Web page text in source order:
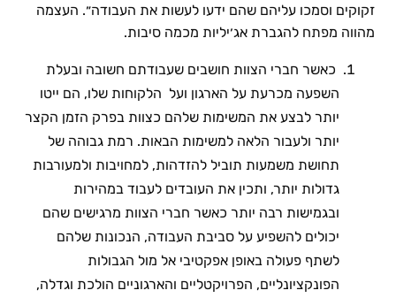
זקוקים וסמכו עליהם שהם ידעו לעשות את העבודה״. העצמה
מהווה מפתח להגברת אג׳יליות מכמה סיבות.
כאשר חברי הצוות חושבים שעבודתם חשובה ובעלת
השפעה מכרעת על הארגון ועל הלקוחות שלו, הם ייטו
יותר לבצע את המשימות שלהם כצוות בפרק הזמן הקצר
יותר ולעבור הלאה למשימות הבאות. רמת גבוהה של
תחושת משמעות תוביל להזדהות, למחויבות ולמעורבות
גדולות יותר, ותכין את העובדים לעבוד במהירות
ובגמישות רבה יותר כאשר חברי הצוות מרגישים שהם
יכולים להשפיע על סביבת העבודה, הנכונות שלהם
לשתף פעולה באופן אפקטיבי אל מול הגבולות
הפונקציונליים, הפרויקטליים והארגוניים הולכת וגדלה,